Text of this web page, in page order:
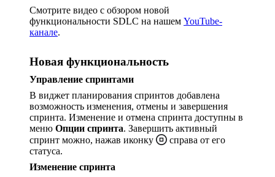
Смотрите видео с обзором новой
функциональности SDLC на нашем YouTube-
канале.
Новая функциональность
Управление спринтами
В виджет планирования спринтов добавлена
возможность изменения, отмены и завершения
спринта. Изменение и отмена спринта доступны в
меню Опции спринта. Завершить активный
спринт можно, нажав иконку
справа от его
статуса.
Изменение спринта